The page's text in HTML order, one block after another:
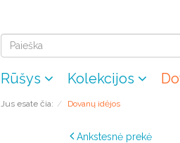
Rūšys Kolekcijos
Jus esate čia: Dovanų idėjos
Ankstesnė prekė